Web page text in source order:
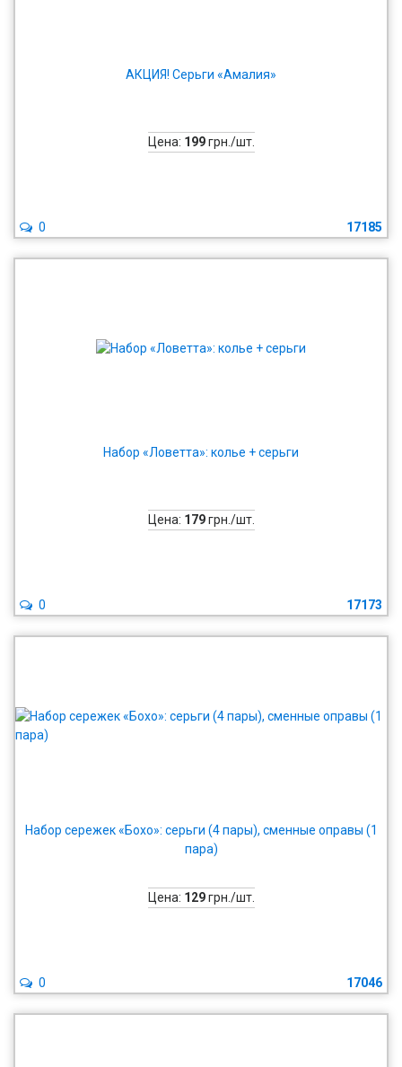
АКЦИЯ! Серьги «Амалия»
Цена: 199грн./шт.
17185
0
Набор «Ловетта»: колье + серьги
Цена: 179грн./шт.
17173
0
Набор сережек «Бохо»: серьги (4 пары), сменные оправы (1
пара)
Цена: 129грн./шт.
17046
0